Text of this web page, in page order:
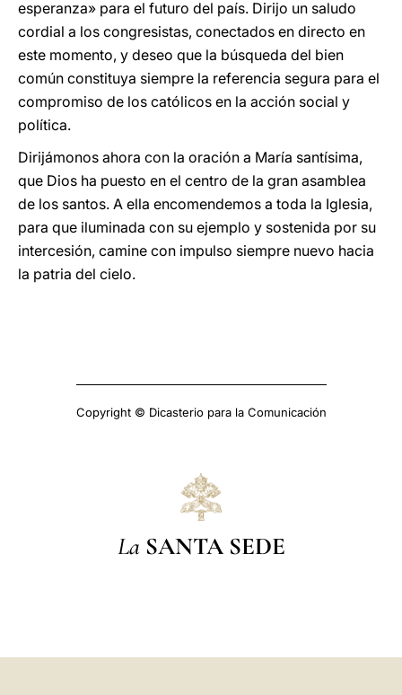
esperanza» para el futuro del país. Dirijo un saludo
cordial a los congresistas, conectados en directo en
este momento, y deseo que la búsqueda del bien
común constituya siempre la referencia segura para el
compromiso de los católicos en la acción social y
política.
Dirijámonos ahora con la oración a María santísima,
que Dios ha puesto en el centro de la gran asamblea
de los santos. A ella encomendemos a toda la Iglesia,
para que iluminada con su ejemplo y sostenida por su
intercesión, camine con impulso siempre nuevo hacia
la patria del cielo.
Copyright © Dicasterio para la Comunicación
La SANTA SEDE